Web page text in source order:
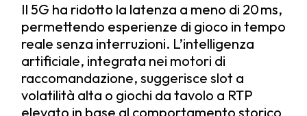
Il 5G ha ridotto la latenza a meno di 20 ms,
permettendo esperienze di gioco in tempo
reale senza interruzioni. L’intelligenza
artificiale, integrata nei motori di
raccomandazione, suggerisce slot a
volatilità alta o giochi da tavolo a RTP
elevato in base al comportamento storico